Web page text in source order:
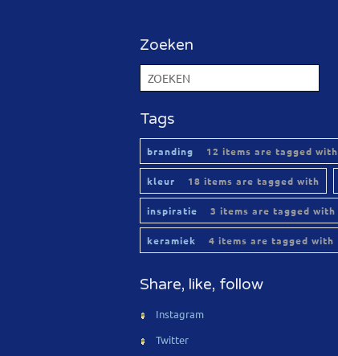
Zoeken
Tags
branding 12 items are tagged with
kleur 18 items are tagged with
inspiratie 3 items are tagged with
keramiek 4 items are tagged with
Share, like, follow
Instagram
Twitter